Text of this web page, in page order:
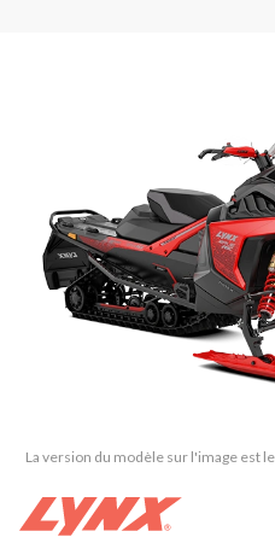
La version du modèle sur l'image est le